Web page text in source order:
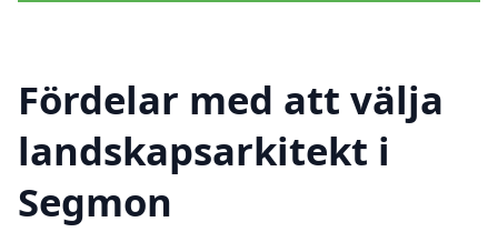
Fördelar med att välja
landskapsarkitekt i
Segmon